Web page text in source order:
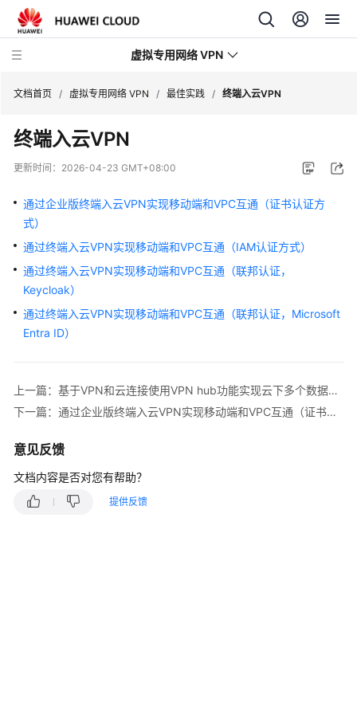
虚拟专用网络 VPN
最
新
态
产
品
介
绍
计
费
快
入
用
文档首页 / 虚拟专用网络 VPN / 最佳实践 / 终端入云VPN
终端入云VPN
更新时间： 2026-04-23 GMT+08:00
通过企业版终端入云VPN实现移动端和VPC互通（证书认证方
式）
通过终端入云VPN实现移动端和VPC互通（IAM认证方式）
通过终端入云VPN实现移动端和VPC互通（联邦认证，
Keycloak）
通过终端入云VPN实现移动端和VPC互通（联邦认证，Microsoft
Entra ID）
上一篇：基于VPN和云连接使用VPN hub功能实现云下多个数据中心互通
下一篇：通过企业版终端入云VPN实现移动端和VPC互通（证书认证方式）
意见反馈
文档内容是否对您有帮助？
提供反馈